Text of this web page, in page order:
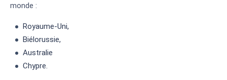
monde :
Royaume-Uni,
Biélorussie,
Australie
Chypre.